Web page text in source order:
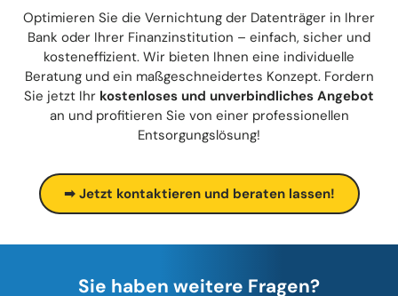
Optimieren Sie die Vernichtung der Datenträger in Ihrer
Bank oder Ihrer Finanzinstitution – einfach, sicher und
kosteneffizient. Wir bieten Ihnen eine individuelle
Beratung und ein maßgeschneidertes Konzept. Fordern
Sie jetzt Ihr kostenloses und unverbindliches Angebot
an und profitieren Sie von einer professionellen
Entsorgungslösung!
➡ Jetzt kontaktieren und beraten lassen!
Sie haben weitere Fragen?